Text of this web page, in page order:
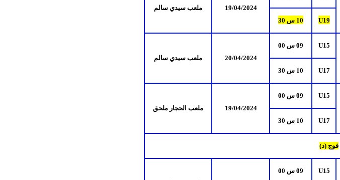
19/04/2024
ملعب سيدي سالم
U19
10 س 30
U15
09 س 00
20/04/2024
ملعب سيدي سالم
U17
10 س 30
U15
09 س 00
19/04/2024
ملعب الحجار ملحق
U17
10 س 30
فوج (د)
U15
09 س 00